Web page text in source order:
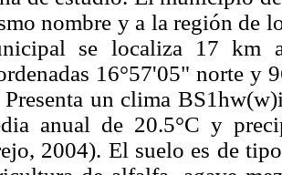
nombre y a la región de
se localiza 17 km
16°57'05" norte y
un clima
anual de 20.5°C y
2004). El suelo es de